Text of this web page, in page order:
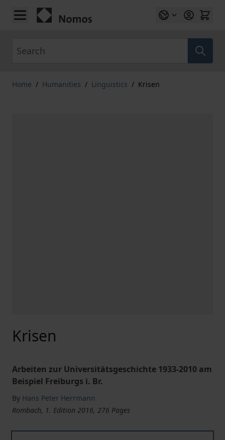
Skip to Content
Home / Humanities / Linguistics / Krisen
Krisen
Arbeiten zur Universitätsgeschichte 1933-2010 am
Beispiel Freiburgs i. Br.
By Hans Peter Herrmann
Rombach, 1. Edition 2016, 276 Pages